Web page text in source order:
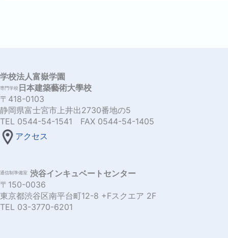
学校法人富嶽学園
専門学校日本建築藝術大學校
〒418-0103
静岡県富士宮市上井出2730番地の5
TEL 0544-54-1541 FAX 0544-54-1405
アクセス
通信制準備室 渋谷インキュベートセンター
〒150-0036
東京都渋谷区南平台町12-8 +Fスクエア 2F
TEL 03-3770-6201